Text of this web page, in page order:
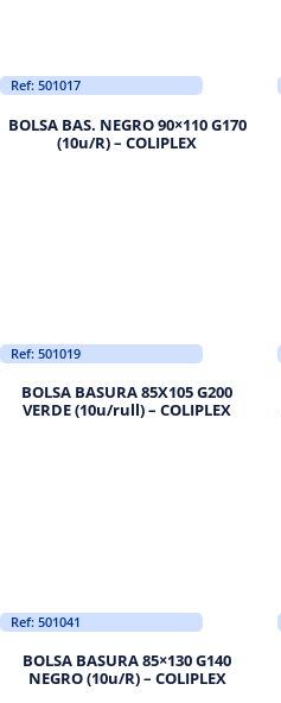
Ref: 501017
BOLSA BAS. NEGRO 90×110 G170
(10u/R) – COLIPLEX
Ref: 501019
BOLSA BASURA 85X105 G200
VERDE (10u/rull) – COLIPLEX
Ref: 501041
BOLSA BASURA 85×130 G140
NEGRO (10u/R) – COLIPLEX